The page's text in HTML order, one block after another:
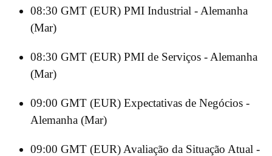
08:30 GMT (EUR) PMI Industrial - Alemanha
(Mar)
08:30 GMT (EUR) PMI de Serviços - Alemanha
(Mar)
09:00 GMT (EUR) Expectativas de Negócios -
Alemanha (Mar)
09:00 GMT (EUR) Avaliação da Situação Atual -